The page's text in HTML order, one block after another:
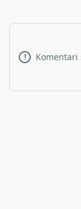
! Komentari